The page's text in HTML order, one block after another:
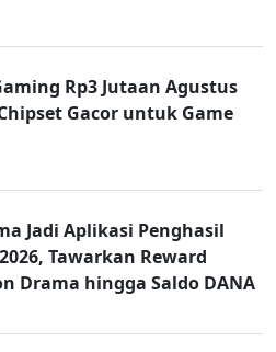
Rp3 Jutaan Agustus
Gacor untuk Game
Jadi Aplikasi Penghasil
Tawarkan Reward
Drama hingga Saldo DANA